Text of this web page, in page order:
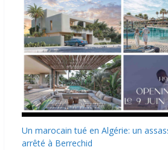
Un marocain tué en Algérie: un
arrêté à Berrechid